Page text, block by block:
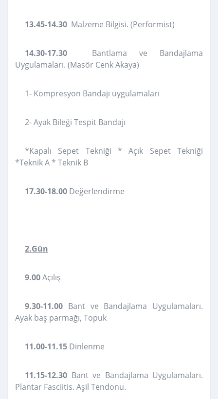
13.45-14.30 Malzeme Bilgisi. (Performist)
14.30-17.30 Bantlama ve Bandajlama
Uygulamaları. (Masör Cenk Akaya)
1- Kompresyon Bandajı uygulamaları
2- Ayak Bileği Tespit Bandajı
*Kapalı Sepet Tekniği * Açık Sepet Tekniği
*Teknik A * Teknik B
17.30-18.00 Değerlendirme
2.Gün
9.00Açılış
9.30-11.00 Bant ve Bandajlama Uygulamaları.
Ayak baş parmağı, Topuk
11.00-11.15 Dinlenme
11.15-12.30 Bant ve Bandajlama Uygulamaları.
Plantar Fasciitis. Aşil Tendonu.